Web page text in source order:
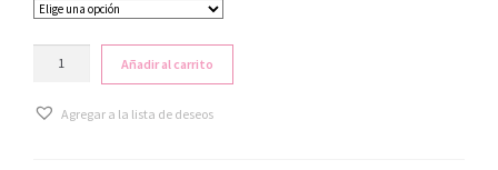
AMOR"
Añadir al carrito
Agregar a la lista de deseos